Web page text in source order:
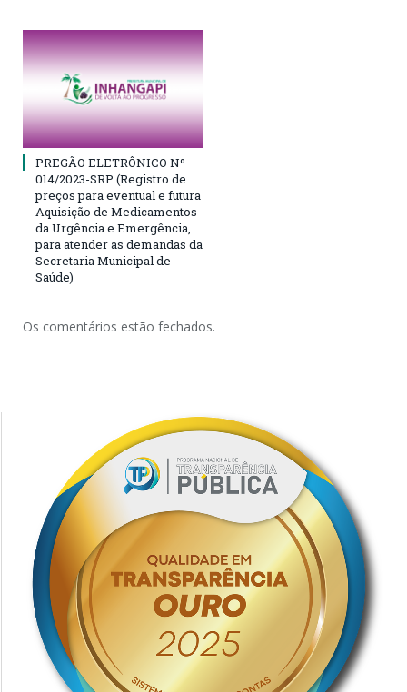
PREGÃO ELETRÔNICO Nº
014/2023-SRP (Registro de
preços para eventual e futura
Aquisição de Medicamentos
da Urgência e Emergência,
para atender as demandas da
Secretaria Municipal de
Saúde)
Os comentários estão fechados.